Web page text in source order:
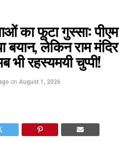
का फूटा गुस्सा: पीएम
बयान, लेकिन राम मंदिर
भी रहस्यमयी चुप्पी!
on August 1, 2026